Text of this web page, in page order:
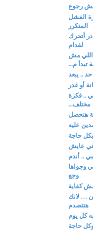
رجوع
الفشل
المتكرر
أتحرك
لقدام
مش
تبدأ م...
.. يبعد
أو غدر
.. فكرة
مختلف...
هتحصل
عليه
حاجة
عايش
.. أندم
وجواها
وجع
كفاية
… لانك
هتتصدم
كل يوم
حاجة